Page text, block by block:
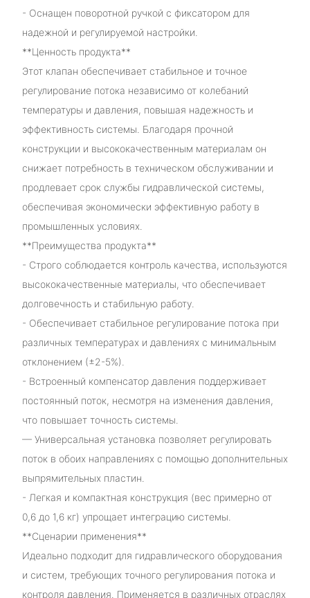
- Оснащен поворотной ручкой с фиксатором для
надежной и регулируемой настройки.
**Ценность продукта**
Этот клапан обеспечивает стабильное и точное
регулирование потока независимо от колебаний
температуры и давления, повышая надежность и
эффективность системы. Благодаря прочной
конструкции и высококачественным материалам он
снижает потребность в техническом обслуживании и
продлевает срок службы гидравлической системы,
обеспечивая экономически эффективную работу в
промышленных условиях.
**Преимущества продукта**
- Строго соблюдается контроль качества, используются
высококачественные материалы, что обеспечивает
долговечность и стабильную работу.
- Обеспечивает стабильное регулирование потока при
различных температурах и давлениях с минимальным
отклонением (±2-5%).
- Встроенный компенсатор давления поддерживает
постоянный поток, несмотря на изменения давления,
что повышает точность системы.
— Универсальная установка позволяет регулировать
поток в обоих направлениях с помощью дополнительных
выпрямительных пластин.
- Легкая и компактная конструкция (вес примерно от
0,6 до 1,6 кг) упрощает интеграцию системы.
**Сценарии применения**
Идеально подходит для гидравлического оборудования
и систем, требующих точного регулирования потока и
контроля давления. Применяется в различных отраслях